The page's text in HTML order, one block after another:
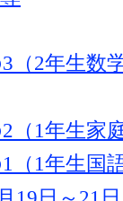
（2年生数
（1年生家
（1年生国